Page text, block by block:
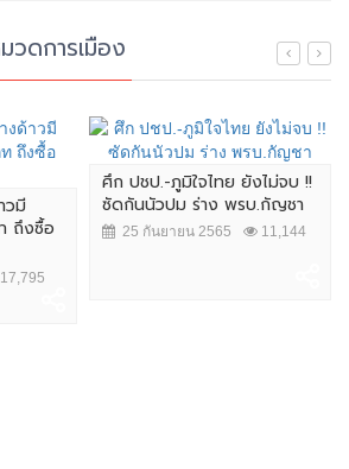
วดการเมือง
วมี
ถึงซื้อ
17,795
ศึก ปชป.-ภูมิใจไทย ยังไม่จบ !!
ซัดกันนัวปม ร่าง พรบ.กัญชา
25 กันยายน 2565 11,144